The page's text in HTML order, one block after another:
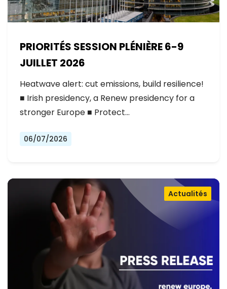
PRIORITÉS SESSION PLÉNIÈRE 6-9
JUILLET 2026
Heatwave alert: cut emissions, build resilience!
■ Irish presidency, a Renew presidency for a
stronger Europe ■ Protect…
06/07/2026
Actualités